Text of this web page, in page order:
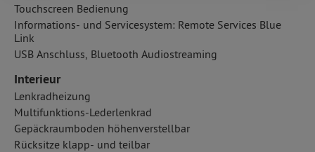
Touchscreen Bedienung
Informations- und Servicesystem: Remote Services Blue
Link
USB Anschluss, Bluetooth Audiostreaming
Interieur
Lenkradheizung
Multifunktions-Lederlenkrad
Gepäckraumboden höhenverstellbar
Rücksitze klapp- und teilbar